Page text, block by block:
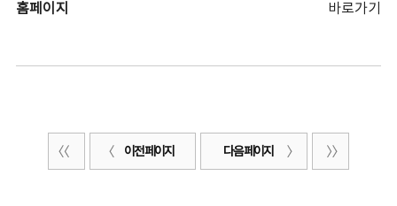
홈페이지
바로가기
이전 페이지 다음 페이지